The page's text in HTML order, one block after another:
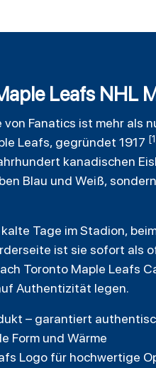
Leafs NHL
von Fanatics ist mehr als
Leafs, gegründet 1917
kanadischen
Blau und Weiß,
Tage im Stadion,
ist sie sofort als
Toronto Maple Leafs
Authentizität legen.
– garantiert
Form und Wärme
Logo für hochwertige